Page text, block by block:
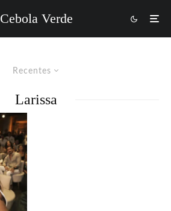
Cebola Verde
Recentes
Larissa